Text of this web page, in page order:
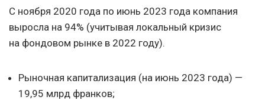
С ноября 2020 года по июнь 2023 года компания
выросла на 94% (учитывая локальный кризис
на фондовом рынке в 2022 году).
Рыночная капитализация (на июнь 2023 года) —
19,95 млрд франков;